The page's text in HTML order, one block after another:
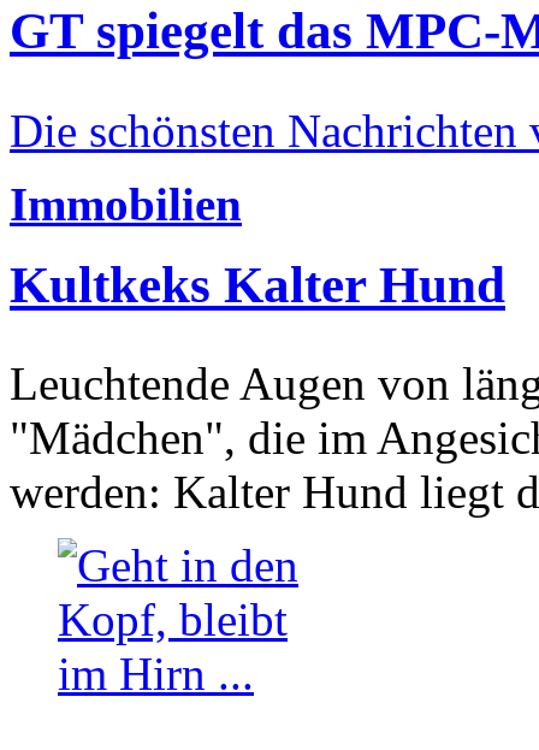
GT spiegelt das MPC-
Die schönsten Nachrichten
Immobilien
Kultkeks Kalter Hund
Leuchtende Augen von
"Mädchen", die im
werden: Kalter Hund liegt